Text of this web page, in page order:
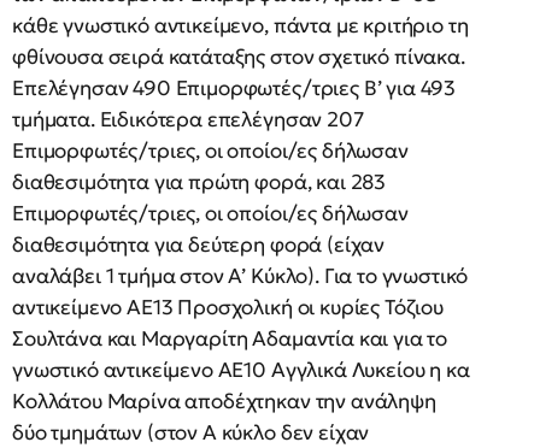
κάθε γνωστικό αντικείμενο, πάντα με κριτήριο τη
φθίνουσα σειρά κατάταξης στον σχετικό πίνακα.
Επελέγησαν 490 Επιμορφωτές/τριες Β’ για 493
τμήματα. Ειδικότερα επελέγησαν 207
Επιμορφωτές/τριες, οι οποίοι/ες δήλωσαν
διαθεσιμότητα για πρώτη φορά, και 283
Επιμορφωτές/τριες, οι οποίοι/ες δήλωσαν
διαθεσιμότητα για δεύτερη φορά (είχαν
αναλάβει 1 τμήμα στον Α’ Κύκλο). Για το γνωστικό
αντικείμενο ΑΕ13 Προσχολική οι κυρίες Τόζιου
Σουλτάνα και Μαργαρίτη Αδαμαντία και για το
γνωστικό αντικείμενο ΑΕ10 Αγγλικά Λυκείου η κα
Κολλάτου Μαρίνα αποδέχτηκαν την ανάληψη
δύο τμημάτων (στον Α κύκλο δεν είχαν